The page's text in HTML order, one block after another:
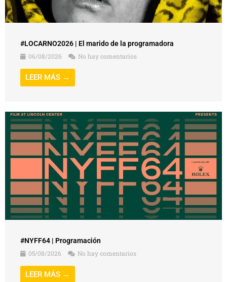
#LOCARNO2026 | El marido de la programadora
06/08/2026
No hay comentarios
LEER MÁS →
#NYFF64 | Programación
05/08/2026
No hay comentarios
LEER MÁS →